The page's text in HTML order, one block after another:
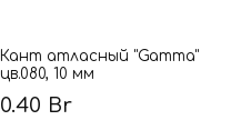
Кант атласный "Gamma"
цв.080, 10 мм
0.40 Br